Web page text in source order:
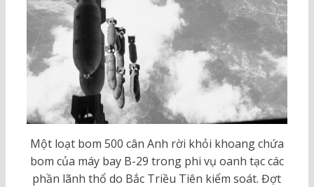
Một loạt bom 500 cân Anh rời khỏi khoang chứa
bom của máy bay B-29 trong phi vụ oanh tạc các
phần lãnh thổ do Bắc Triều Tiên kiểm soát. Đợt